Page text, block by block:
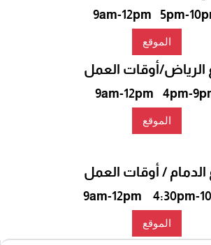
9am-12pm 5pm-
الموقع
الرياض/أوقات العمل
9am-12pm 4pm-
الموقع
الدمام / أوقات العمل
9am-12pm 4:30pm-
الموقع